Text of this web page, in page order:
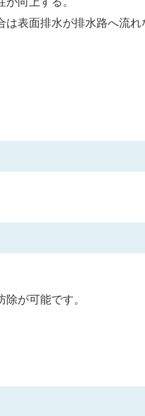
表面排水が排水路へ流れ
が可能です。